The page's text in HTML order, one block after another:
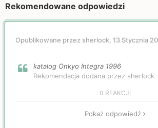
Rekomendowane odpowiedzi
Opublikowane przez sherlock, 13 Stycznia
katalog Onkyo Integra 1996
Rekomendacja dodana przez sherlock
0 REAKCJI
Pokaż odpowiedź